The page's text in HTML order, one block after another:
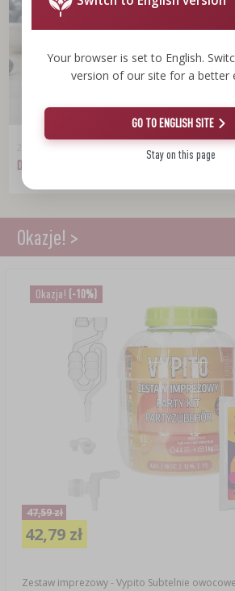
Dżem borówkowy bez dodatku cukru
Okazje! >
Okazja! (-10%)
Zestaw imprezowy - Vypito Subtelnie owocowe
47,59 zł
42,79 zł
Your browser is set to English.
version of our site for a better
GO TO ENGLISH SITE
Stay on this page